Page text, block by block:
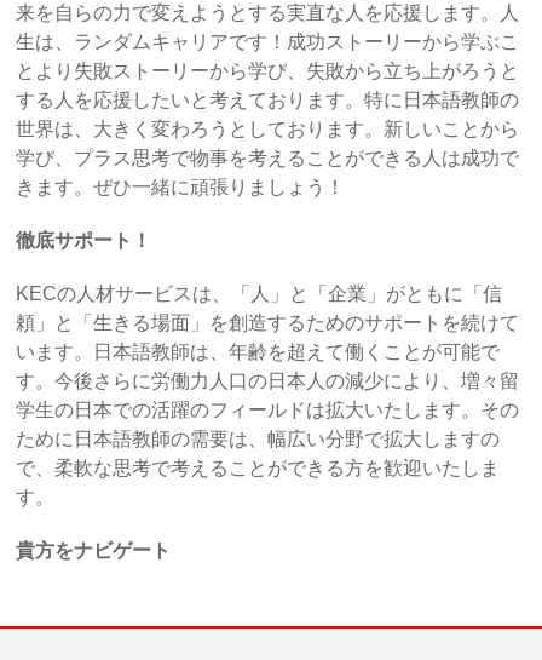
来を自らの力で変えようとする実直な人を応援します。人
生は、ランダムキャリアです！成功ストーリーから学ぶこ
とより失敗ストーリーから学び、失敗から立ち上がろうと
する人を応援したいと考えております。特に日本語教師の
世界は、大きく変わろうとしております。新しいことから
学び、プラス思考で物事を考えることができる人は成功で
きます。ぜひ一緒に頑張りましょう！
徹底サポート！
KECの人材サービスは、「人」と「企業」がともに「信
頼」と「生きる場面」を創造するためのサポートを続けて
います。日本語教師は、年齢を超えて働くことが可能で
す。今後さらに労働力人口の日本人の減少により、増々留
学生の日本での活躍のフィールドは拡大いたします。その
ために日本語教師の需要は、幅広い分野で拡大しますの
で、柔軟な思考で考えることができる方を歓迎いたしま
す。
貴方をナビゲート